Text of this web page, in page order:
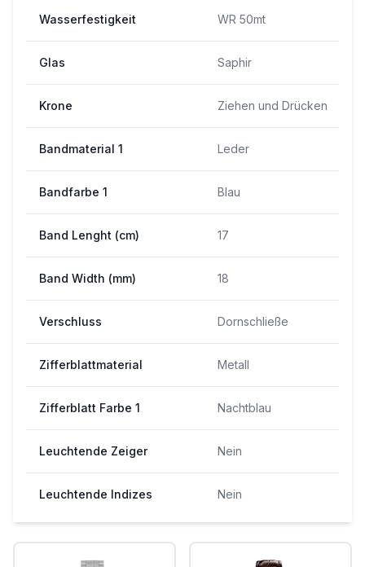
Wasserfestigkeit WR 50mt
Glas Saphir
Krone Ziehen und Drücken
Bandmaterial 1 Leder
Bandfarbe 1 Blau
Band Lenght (cm) 17
Band Width (mm) 18
Verschluss Dornschließe
Zifferblattmaterial Metall
Zifferblatt Farbe 1 Nachtblau
Leuchtende Zeiger Nein
Leuchtende Indizes Nein